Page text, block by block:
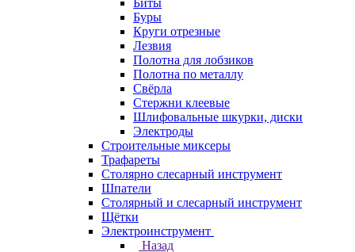
Биты
Буры
Круги отрезные
Лезвия
Полотна для лобзиков
Полотна по металлу
Свёрла
Стержни клеевые
Шлифовальные шкурки, диски
Электроды
Строительные миксеры
Трафареты
Столярно слесарный инструмент
Шпатели
Столярный и слесарный инструмент
Щётки
Электроинструмент
Назад